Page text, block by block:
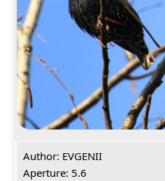
Author: EVGENII
Aperture: 5.6